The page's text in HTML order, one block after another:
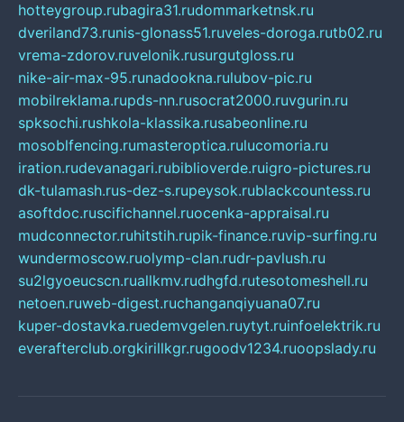
hotteygroup.rubagira31.rudommarketnsk.ru
dveriland73.runis-glonass51.ruveles-doroga.rutb02.ru
vrema-zdorov.ruvelonik.rusurgutgloss.ru
nike-air-max-95.runadookna.rulubov-pic.ru
mobilreklama.rupds-nn.rusocrat2000.ruvgurin.ru
spksochi.rushkola-klassika.rusabeonline.ru
mosoblfencing.rumasteroptica.rulucomoria.ru
iration.rudevanagari.rubiblioverde.ruigro-pictures.ru
dk-tulamash.rus-dez-s.rupeysok.rublackcountess.ru
asoftdoc.ruscifichannel.ruocenka-appraisal.ru
mudconnector.ruhitstih.rupik-finance.ruvip-surfing.ru
wundermoscow.ruolymp-clan.rudr-pavlush.ru
su2lgyoeucscn.ruallkmv.rudhgfd.rutesotomeshell.ru
netoen.ruweb-digest.ruchanganqiyuana07.ru
kuper-dostavka.ruedemvgelen.ruytyt.ruinfoelektrik.ru
everafterclub.orgkirillkgr.rugoodv1234.ruoopslady.ru